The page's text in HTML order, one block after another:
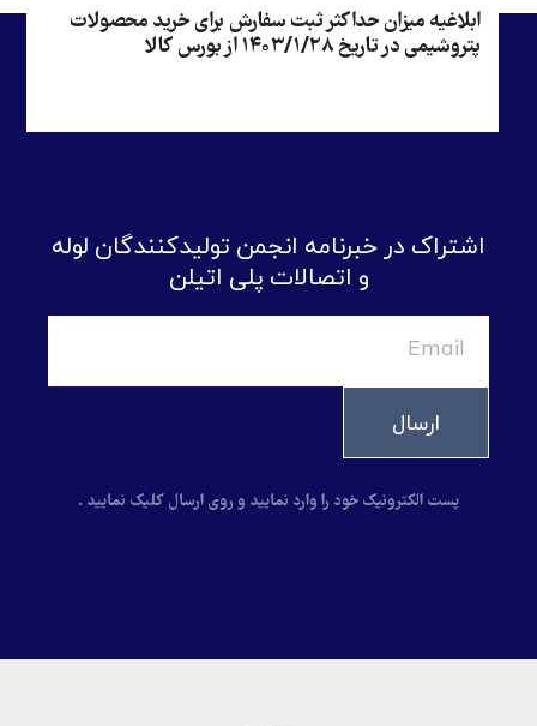
ابلاغیه میزان حداکثر ثبت سفارش برای خرید محصولات
پتروشیمی در تاریخ ۱۴۰۳/۱/۲۸ از بورس کالا
اشتراک در خبرنامه انجمن تولیدکنندگان لوله
و اتصالات پلی اتیلن
ارسال
پست الکترونیک خود را وارد نمایید و روی ارسال کلیک نمایید .